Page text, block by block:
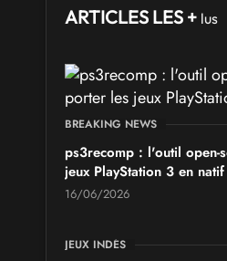
ARTICLES LES + lus
BREAKING NEWS
ps3recomp : l'outil open-
jeux PlayStation 3 en
16/06/2026
JEUX INDÉS